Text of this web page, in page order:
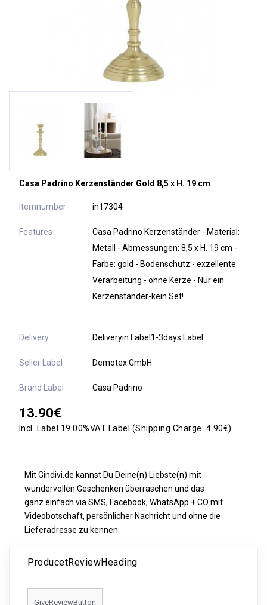
Casa Padrino Kerzenständer Gold 8,5 x H. 19 cm
Itemnumber in17304
Features
Casa Padrino Kerzenständer - Material:
Metall - Abmessungen: 8,5 x H. 19 cm -
Farbe: gold - Bodenschutz - exzellente
Verarbeitung - ohne Kerze - Nur ein
Kerzenständer-kein Set!
Delivery Deliveryin Label1-3days Label
Seller Label Demotex GmbH
Brand Label Casa Padrino
13.90€
Incl. Label 19.00%VAT Label (Shipping Charge: 4.90€)
Mit Gindivi.de kannst Du Deine(n) Liebste(n) mit
wundervollen Geschenken überraschen und das
ganz einfach via SMS, Facebook, WhatsApp + CO mit
Videobotschaft, persönlicher Nachricht und ohne die
Lieferadresse zu kennen.
ProducetReviewHeading
GiveReviewButton